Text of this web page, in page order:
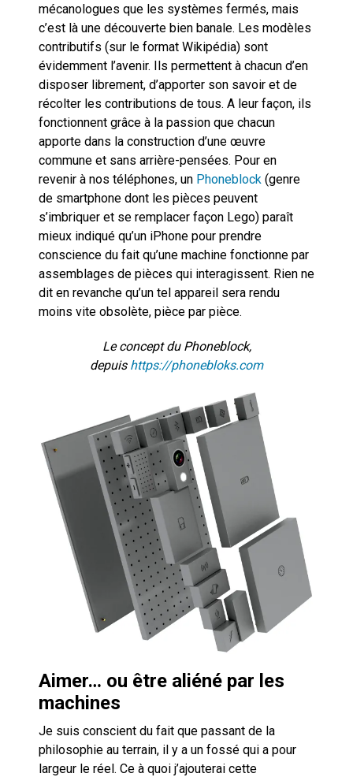
mécanologues que les systèmes fermés, mais
c’est là une découverte bien banale. Les modèles
contributifs (sur le format Wikipédia) sont
évidemment l’avenir. Ils permettent à chacun d’en
disposer librement, d’apporter son savoir et de
récolter les contributions de tous. A leur façon, ils
fonctionnent grâce à la passion que chacun
apporte dans la construction d’une œuvre
commune et sans arrière-pensées. Pour en
revenir à nos téléphones, un Phoneblock (genre
de smartphone dont les pièces peuvent
s’imbriquer et se remplacer façon Lego) paraît
mieux indiqué qu’un iPhone pour prendre
conscience du fait qu’une machine fonctionne par
assemblages de pièces qui interagissent. Rien ne
dit en revanche qu’un tel appareil sera rendu
moins vite obsolète, pièce par pièce.
Le concept du Phoneblock,
depuis https://phonebloks.com
Aimer… ou être aliéné par les
machines
Je suis conscient du fait que passant de la
philosophie au terrain, il y a un fossé qui a pour
largeur le réel. Ce à quoi j’ajouterai cette